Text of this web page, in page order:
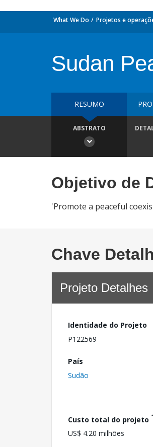
What We Do Projetos e
Sudan
RESUMO
ABSTRATO
Objetivo de
'Promote a peaceful
Chave
Projeto Detalhes
Identidade do Projeto
P122569
País
Sudão
Custo total do projeto
US$ 4.20 milhões